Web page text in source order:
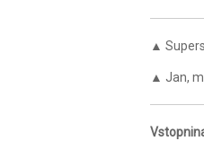
▲
▲ Jan,